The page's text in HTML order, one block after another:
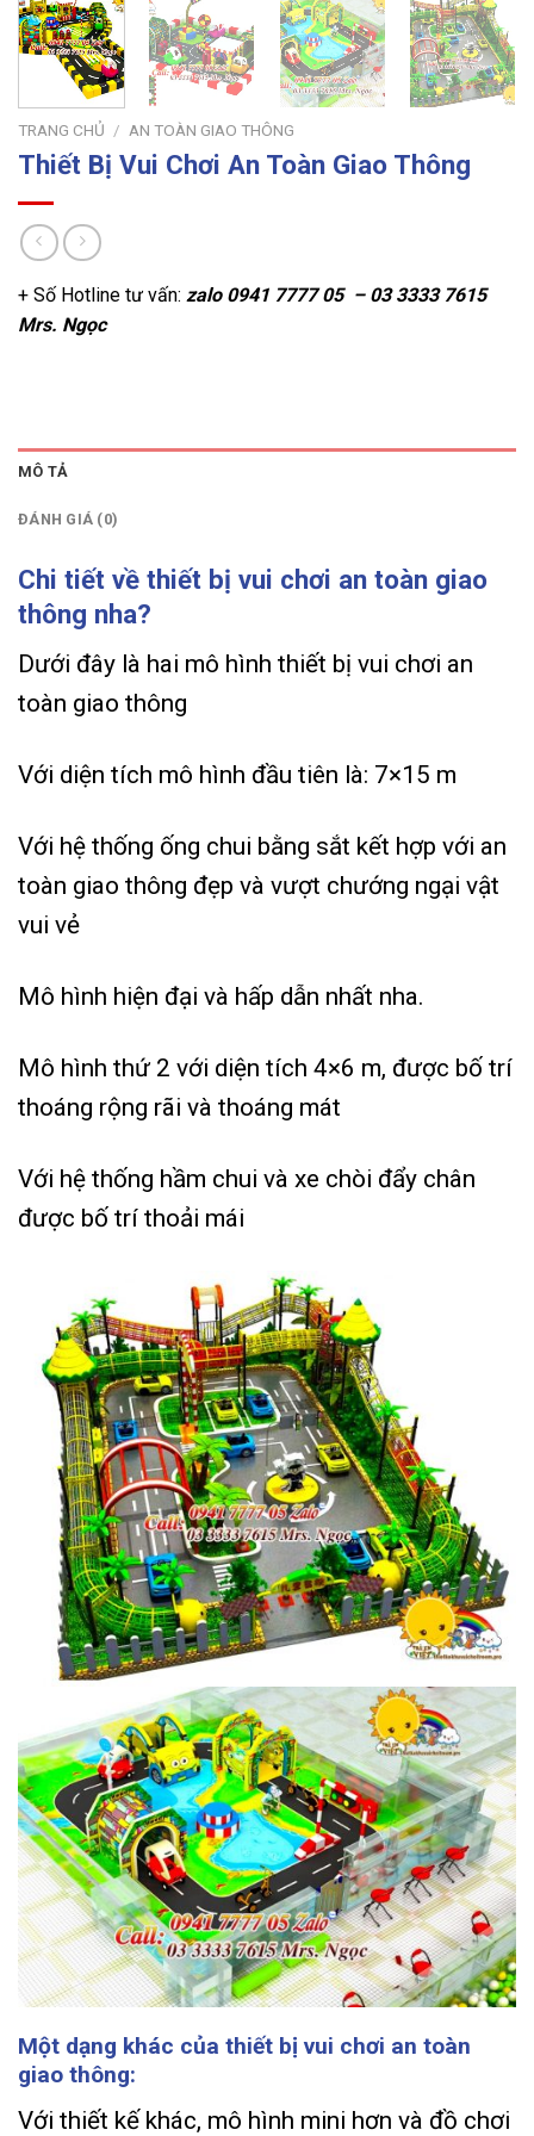
TRANG CHỦ / AN TOÀN GIAO THÔNG
Thiết Bị Vui Chơi An Toàn Giao Thông
+ Số Hotline tư vấn: zalo 0941 7777 05 – 03 3333 7615
Mrs. Ngọc
MÔ TẢ
ĐÁNH GIÁ (0)
Chi tiết về thiết bị vui chơi an toàn giao
thông nha?
Dưới đây là hai mô hình thiết bị vui chơi an
toàn giao thông
Với diện tích mô hình đầu tiên là: 7×15 m
Với hệ thống ống chui bằng sắt kết hợp với an
toàn giao thông đẹp và vượt chướng ngại vật
vui vẻ
Mô hình hiện đại và hấp dẫn nhất nha.
Mô hình thứ 2 với diện tích 4×6 m, được bố trí
thoáng rộng rãi và thoáng mát
Với hệ thống hầm chui và xe chòi đẩy chân
được bố trí thoải mái
Một dạng khác của thiết bị vui chơi an toàn
giao thông:
Với thiết kế khác, mô hình mini hơn và đồ chơi